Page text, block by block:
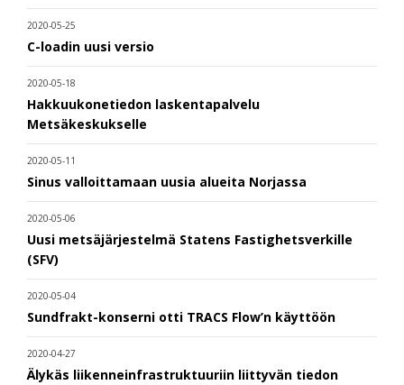
2020-05-25
C-loadin uusi versio
2020-05-18
Hakkuukonetiedon laskentapalvelu
Metsäkeskukselle
2020-05-11
Sinus valloittamaan uusia alueita Norjassa
2020-05-06
Uusi metsäjärjestelmä Statens Fastighetsverkille
(SFV)
2020-05-04
Sundfrakt-konserni otti TRACS Flow’n käyttöön
2020-04-27
Älykäs liikenneinfrastruktuuriin liittyvän tiedon